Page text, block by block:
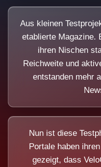
Aus kleinen
etablierte Magazine.
ihren Nischen
Reichweite und
entstanden mehr
Nun ist diese
Portale haben
gezeigt, dass